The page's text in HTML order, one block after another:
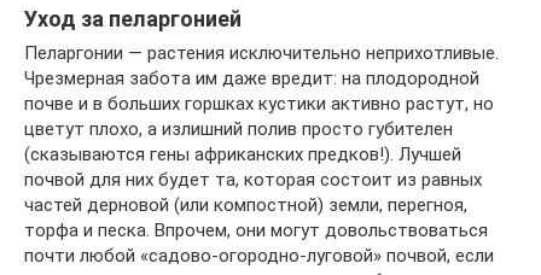
Уход за пеларгонией
Пеларгонии — растения исключительно неприхотливые.
Чрезмерная забота им даже вредит: на плодородной
почве и в больших горшках кустики активно растут, но
цветут плохо, а излишний полив просто губителен
(сказываются гены африканских предков!). Лучшей
почвой для них будет та, которая состоит из равных
частей дерновой (или компостной) земли, перегноя,
торфа и песка. Впрочем, они могут довольствоваться
почти любой «садово-огородно-луговой» почвой, если